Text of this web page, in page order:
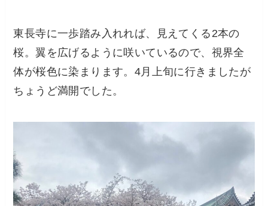
東長寺に一歩踏み入れれば、見えてくる2本の
桜。翼を広げるように咲いているので、視界全
体が桜色に染まります。4月上旬に行きましたが
ちょうど満開でした。